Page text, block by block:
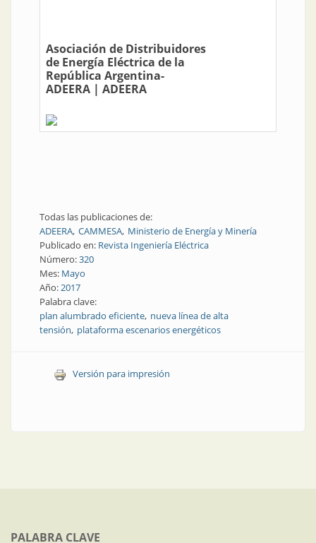
Asociación de Distribuidores
de Energía Eléctrica de la
República Argentina-
ADEERA | ADEERA
Todas las publicaciones de:
ADEERA CAMMESA Ministerio de Energía y Minería
Publicado en: Revista Ingeniería Eléctrica
Número:320
Mes: Mayo
Año:2017
Palabra clave:
plan alumbrado eficiente nueva línea de alta
tensión plataforma escenarios energéticos
Versión para impresión
PALABRA CLAVE